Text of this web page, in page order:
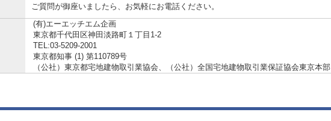
ご質問が御座いましたら、お気軽にお電話ください。
(有)エーエッチエム企画
東京都千代田区神田淡路町１丁目1-2
TEL:03-5209-2001
東京都知事 (1) 第110789号
（公社）東京都宅地建物取引業協会、（公社）全国宅地建物取引業保証協会東京本部